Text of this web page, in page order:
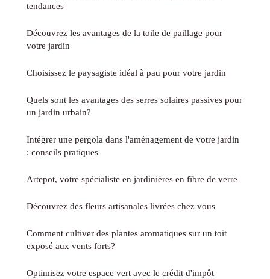
tendances
Découvrez les avantages de la toile de paillage pour
votre jardin
Choisissez le paysagiste idéal à pau pour votre jardin
Quels sont les avantages des serres solaires passives pour
un jardin urbain?
Intégrer une pergola dans l'aménagement de votre jardin
: conseils pratiques
Artepot, votre spécialiste en jardinières en fibre de verre
Découvrez des fleurs artisanales livrées chez vous
Comment cultiver des plantes aromatiques sur un toit
exposé aux vents forts?
Optimisez votre espace vert avec le crédit d'impôt